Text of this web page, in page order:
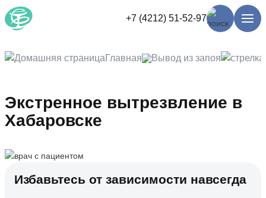
+7 (4212) 51-52-97
Главная Вывод из запоя
Экстренное вытрезвление в
Хабаровске
Избавьтесь от зависимости навсегда